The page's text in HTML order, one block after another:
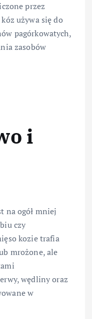
przez
używa się do
pagórkowatych,
zasobów
i
na ogół mniej
czy
kozie trafia
mrożone, ale
wędliny oraz
w